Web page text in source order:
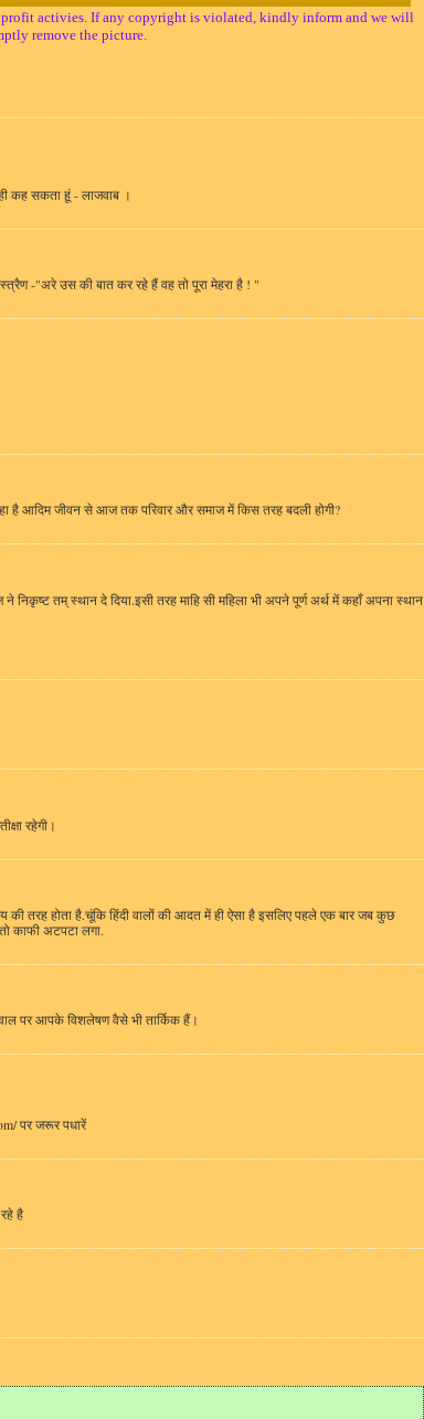
profit activies. If any copyright is violated, kindly inform and we will
remove the picture.
कह सकता हूं - लाजवाब ।
-"अरे उस की बात कर रहे हैं वह तो पूरा मेहरा है ! "
है आदिम जीवन से आज तक परिवार और समाज में किस तरह बदली होगी?
तम् स्थान दे दिया.इसी तरह माहि सी महिला भी अपने पूर्ण अर्थ में कहाँ अपना स्थान
रहेगी।
की तरह होता है.चूंकि हिंदी वालों की आदत में ही ऐसा है इसलिए पहले एक बार जब कुछ
तो काफी अटपटा लगा.
पर आपके विशलेषण वैसे भी तार्किक हैं।
पर जरूर पधारें
है